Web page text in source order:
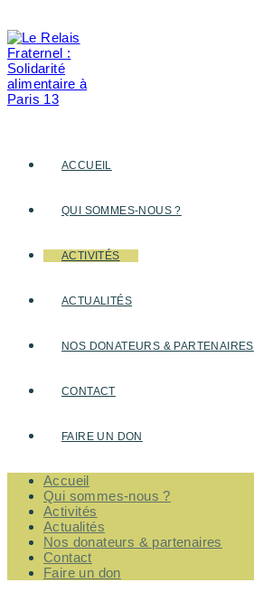
to
content
ACCUEIL
QUI SOMMES-NOUS ?
ACTIVITÉS
ACTUALITÉS
NOS DONATEURS & PARTENAIRES
CONTACT
FAIRE UN DON
Accueil
Qui sommes-nous ?
Activités
Actualités
Nos donateurs & partenaires
Contact
Faire un don